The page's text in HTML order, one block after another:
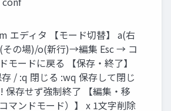
エディタ 【モード切替】 a(右
の場)/o(新行)→編集 Esc → コ
モードに戻る 【保存・終了】
/ :q 閉じる :wq 保存して閉じ
保存せず強制終了 【編集・移
マンドモード）】 x 1文字削除